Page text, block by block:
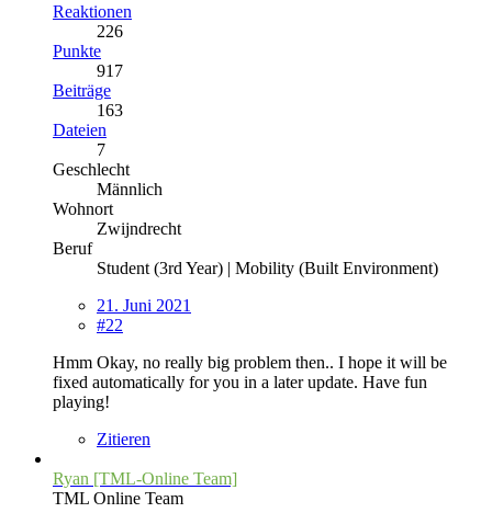
Reaktionen
226
Punkte
917
Beiträge
163
Dateien
7
Geschlecht
Männlich
Wohnort
Zwijndrecht
Beruf
Student (3rd Year) | Mobility (Built Environment)
21. Juni 2021
#22
Hmm Okay, no really big problem then.. I hope it will be
fixed automatically for you in a later update. Have fun
playing!
Zitieren
Ryan [TML-Online Team]
TML Online Team